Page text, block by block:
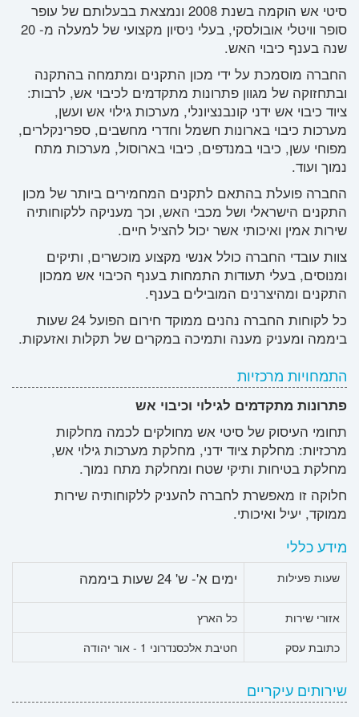
סיטי אש הוקמה בשנת 2008 ונמצאת בבעלותם של עופר
סופר וויטלי אובולסקי, בעלי ניסיון מקצועי של למעלה מ- 20
שנה בענף כיבוי האש.
החברה מוסמכת על ידי מכון התקנים ומתמחה בהתקנה
ובתחזוקה של מגוון פתרונות מתקדמים לכיבוי אש, לרבות:
ציוד כיבוי אש ידני קונבנציונלי, מערכות גילוי אש ועשן,
מערכות כיבוי בארונות חשמל וחדרי מחשבים, ספרינקלרים,
מפוחי עשן, כיבוי במנדפים, כיבוי בארוסול, מערכות מתח
נמוך ועוד.
החברה פועלת בהתאם לתקנים המחמירים ביותר של מכון
התקנים הישראלי ושל מכבי האש, וכך מעניקה ללקוחותיה
שירות אמין ואיכותי אשר יכול להציל חיים.
צוות עובדי החברה כולל אנשי מקצוע מוכשרים, ותיקים
ומנוסים, בעלי תעודות התמחות בענף הכיבוי אש ממכון
התקנים ומהיצרנים המובילים בענף.
כל לקוחות החברה נהנים ממוקד חירום הפועל 24 שעות
ביממה ומעניק מענה ותמיכה במקרים של תקלות ואזעקות.
התמחויות מרכזיות
פתרונות מתקדמים לגילוי וכיבוי אש
תחומי העיסוק של סיטי אש מחולקים לכמה מחלקות
מרכזיות: מחלקת ציוד ידני, מחלקת מערכות גילוי אש,
מחלקת בטיחות ותיקי שטח ומחלקת מתח נמוך.
חלוקה זו מאפשרת לחברה להעניק ללקוחותיה שירות
ממוקד, יעיל ואיכותי.
מידע כללי
שעות פעילות ימים א'- ש' 24 שעות ביממה
אזורי שירות
כל הארץ
כתובת עסק
חטיבת אלכסנדרוני 1 - אור יהודה
שירותים עיקריים